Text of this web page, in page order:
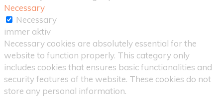
Necessary
Necessary
immer aktiv
Necessary cookies are absolutely essential for the
website to function properly. This category only
includes cookies that ensures basic functionalities and
security features of the website. These cookies do not
store any personal information.